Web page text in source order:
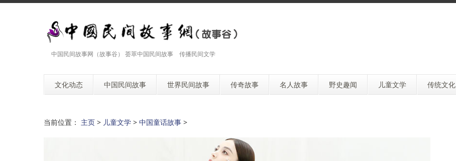
中国民间故事网（故事谷） 荟萃中国民间故事 传播民间文学
文化动态 中国民间故事 世界民间故事 传奇故事 名人故事 野史趣闻 儿童文学 传统文化
当前位置： 主页 > 儿童文学 > 中国童话故事 >